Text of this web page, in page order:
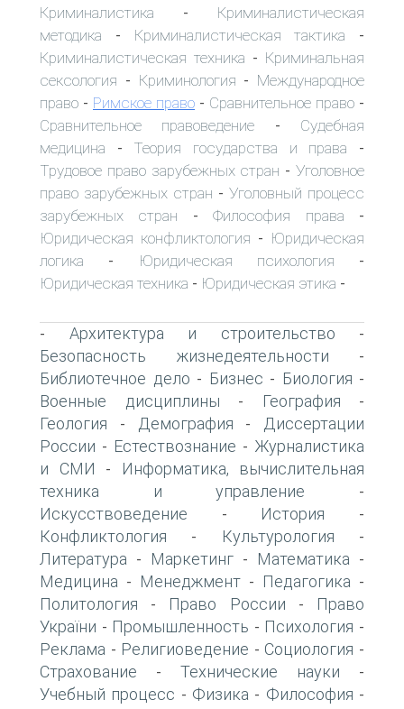
Криминалистика - Криминалистическая
методика - Криминалистическая тактика -
Криминалистическая техника - Криминальная
сексология - Криминология - Международное
право - Римское право - Сравнительное право -
Сравнительное правоведение - Судебная
медицина - Теория государства и права -
Трудовое право зарубежных стран -Уголовное
право зарубежных стран - Уголовный процесс
зарубежных стран -Философия права -
Юридическая конфликтология - Юридическая
логика - Юридическая психология -
Юридическая техника - Юридическая этика -
- Архитектура и строительство -
Безопасность жизнедеятельности -
Библиотечное дело - Бизнес - Биология -
Военные дисциплины - География -
Геология - Демография -
Диссертации
России - Естествознание - Журналистика
и СМИ -
Информатика, вычислительная
техника и управление -
Искусствоведение - История -
Конфликтология - Культурология -
Литература - Маркетинг - Математика -
Медицина - Менеджмент - Педагогика -
Политология - Право России -
Право
України - Промышленность - Психология -
Реклама - Религиоведение - Социология -
Страхование - Технические науки -
Учебный процесс - Физика - Философия -